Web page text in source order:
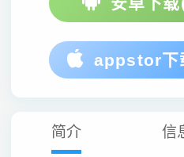
appstor下
简介 信